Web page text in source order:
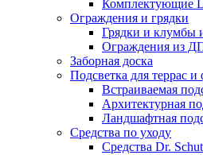
Комплектующие
Ограждения и грядки
Грядки и клумбы
Ограждения из
Заборная доска
Подсветка для террас и
Встраиваемая
Архитектурная
Ландшафтная
Средства по уходу
Средства Dr.